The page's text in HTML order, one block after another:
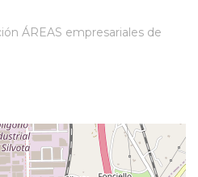
ÁREAS empresariales de